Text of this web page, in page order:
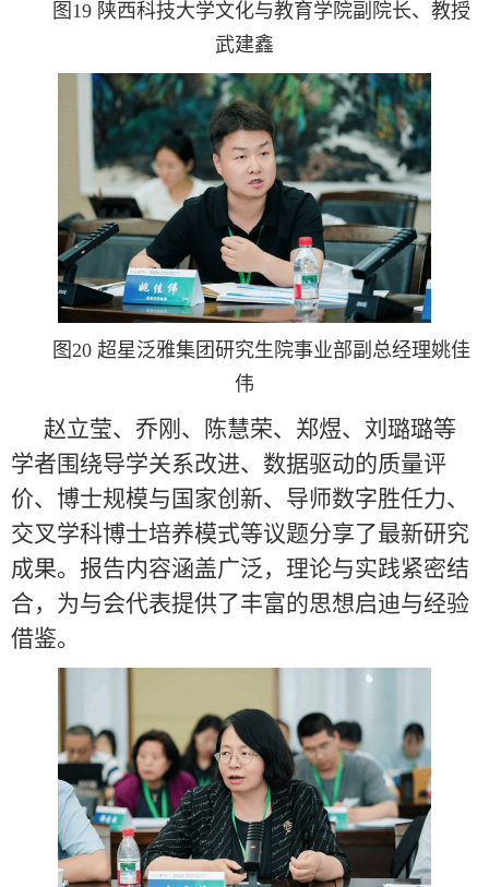
图19 陕西科技大学文化与教育学院副院长、教授
武建鑫
图20 超星泛雅集团研究生院事业部副总经理姚佳
伟
赵立莹、乔刚、陈慧荣、郑煜、刘璐璐等
学者围绕导学关系改进、数据驱动的质量评
价、博士规模与国家创新、导师数字胜任力、
交叉学科博士培养模式等议题分享了最新研究
成果。报告内容涵盖广泛，理论与实践紧密结
合，为与会代表提供了丰富的思想启迪与经验
借鉴。